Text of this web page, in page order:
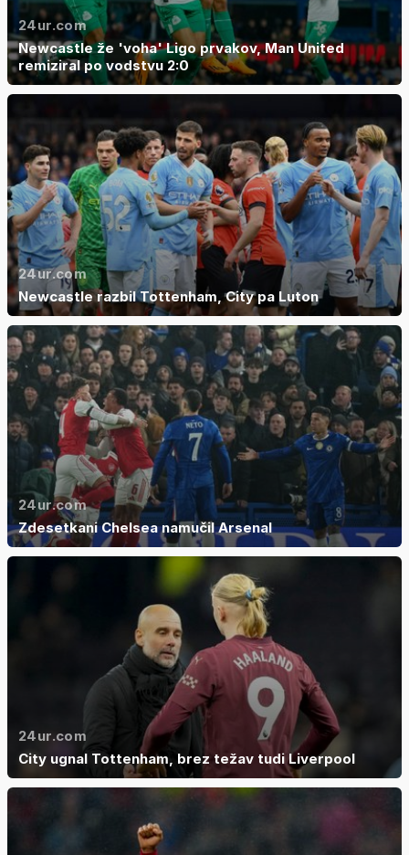
24ur.com
Newcastle že 'voha' Ligo prvakov, Man United
remiziral po vodstvu 2:0
24ur.com
Newcastle razbil Tottenham, City pa Luton
24ur.com
Zdesetkani Chelsea namučil Arsenal
24ur.com
City ugnal Tottenham, brez težav tudi Liverpool